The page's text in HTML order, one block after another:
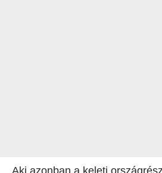
Aki azonban a keleti